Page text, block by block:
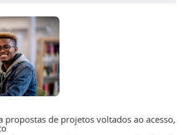
propostas de projetos voltados ao acesso,